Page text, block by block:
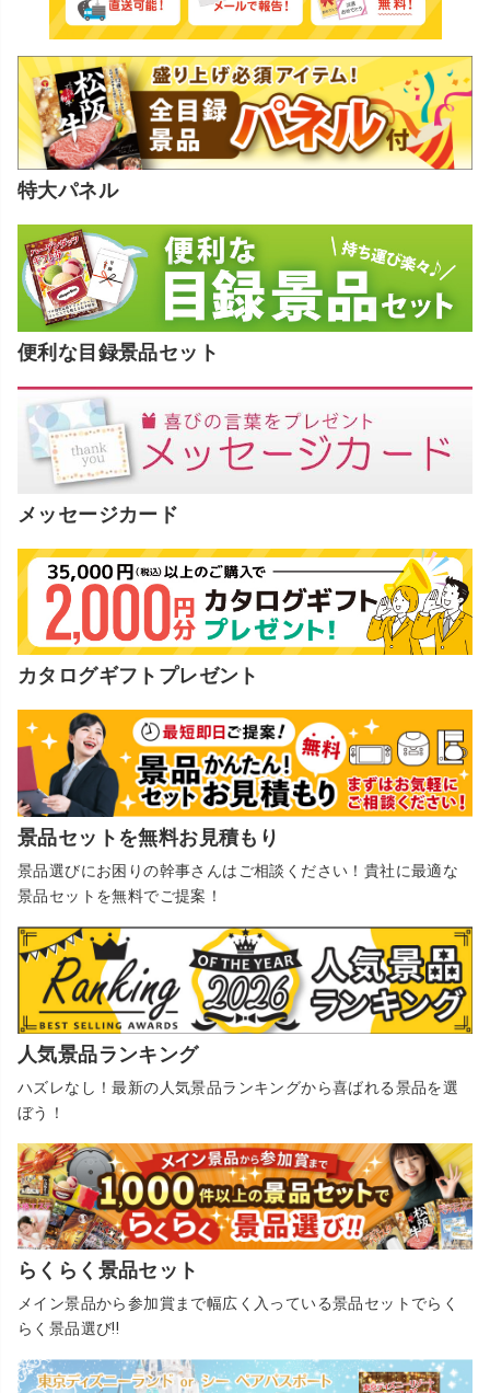
特大パネル
便利な目録景品セット
メッセージカード
カタログギフトプレゼント
景品セットを無料お見積もり
景品選びにお困りの幹事さんはご相談ください！貴社に最適な
景品セットを無料でご提案！
人気景品ランキング
ハズレなし！最新の人気景品ランキングから喜ばれる景品を選
ぼう！
らくらく景品セット
メイン景品から参加賞まで幅広く入っている景品セットでらく
らく景品選び!!